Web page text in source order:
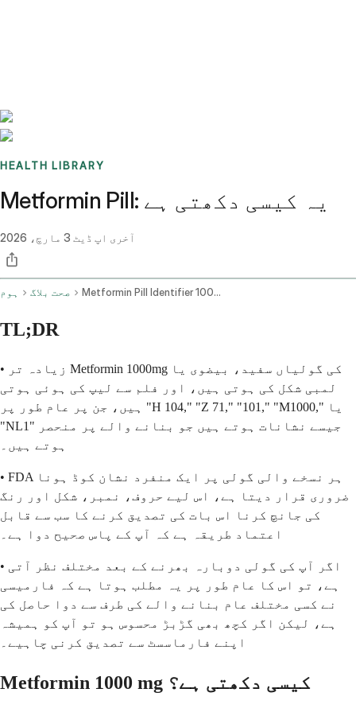
HEALTH LIBRARY
Metformin Pill: یہ کیسی دکھتی ہے
آخری اپ ڈیٹ 3 مارچ، 2026
ہوم صحت بلاگ Metformin Pill Identifier 1000mg
TL;DR
• زیادہ تر Metformin 1000mg کی گولیاں سفید، بیضوی یا
لمبی شکل کی ہوتی ہیں، اور فلم سے لیپ کی ہوئی ہوتی
ہیں، جن پر عام طور پر "H 104," "Z 71," "101," "M1000," یا
"NL1" جیسے نشانات ہوتے ہیں جو بنانے والے پر منحصر
ہوتے ہیں۔
• FDA ہر نسخے والی گولی پر ایک منفرد نشان کوڈ ہونا
ضروری قرار دیتا ہے، اس لیے حروف، نمبر، شکل اور رنگ
کی جانچ کرنا اس بات کی تصدیق کرنے کا سب سے قابل
اعتماد طریقہ ہے کہ آپ کے پاس صحیح دوا ہے۔
• اگر آپ کی گولی دوبارہ بھرنے کے بعد مختلف نظر آتی
ہے، تو اس کا عام طور پر یہ مطلب ہوتا ہے کہ فارمیسی
نے کسی مختلف عام بنانے والے کی طرف سے دوا حاصل کی
ہے، لیکن اگر کچھ بھی گڑبڑ محسوس ہو تو آپ کو ہمیشہ
اپنے فارماسسٹ سے تصدیق کرنی چاہیے۔
Metformin 1000 mg کیسی دکھتی ہے؟